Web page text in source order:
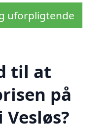
uforpligtende
til at
på